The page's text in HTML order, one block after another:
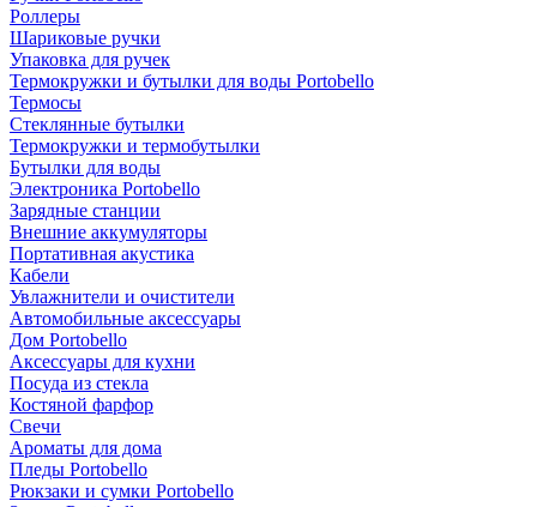
Роллеры
Шариковые ручки
Упаковка для ручек
Термокружки и бутылки для воды Portobello
Термосы
Стеклянные бутылки
Термокружки и термобутылки
Бутылки для воды
Электроника Portobello
Зарядные станции
Внешние аккумуляторы
Портативная акустика
Кабели
Увлажнители и очистители
Автомобильные аксессуары
Дом Portobello
Аксессуары для кухни
Посуда из стекла
Костяной фарфор
Свечи
Ароматы для дома
Пледы Portobello
Рюкзаки и сумки Portobello